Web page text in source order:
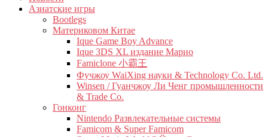
Азиатские игры
Bootlegs
Материковом Китае
Ique Game Boy Advance
Ique 3DS XL издание Марио
Famiclone 小霸王
Фучжоу WaiXing науки & Technology Co. Ltd.
Winsen / Гуанчжоу Ли Ченг промышленности
& Trade Co.
Гонконг
Nintendo Развлекательные системы
Famicom & Super Famicom